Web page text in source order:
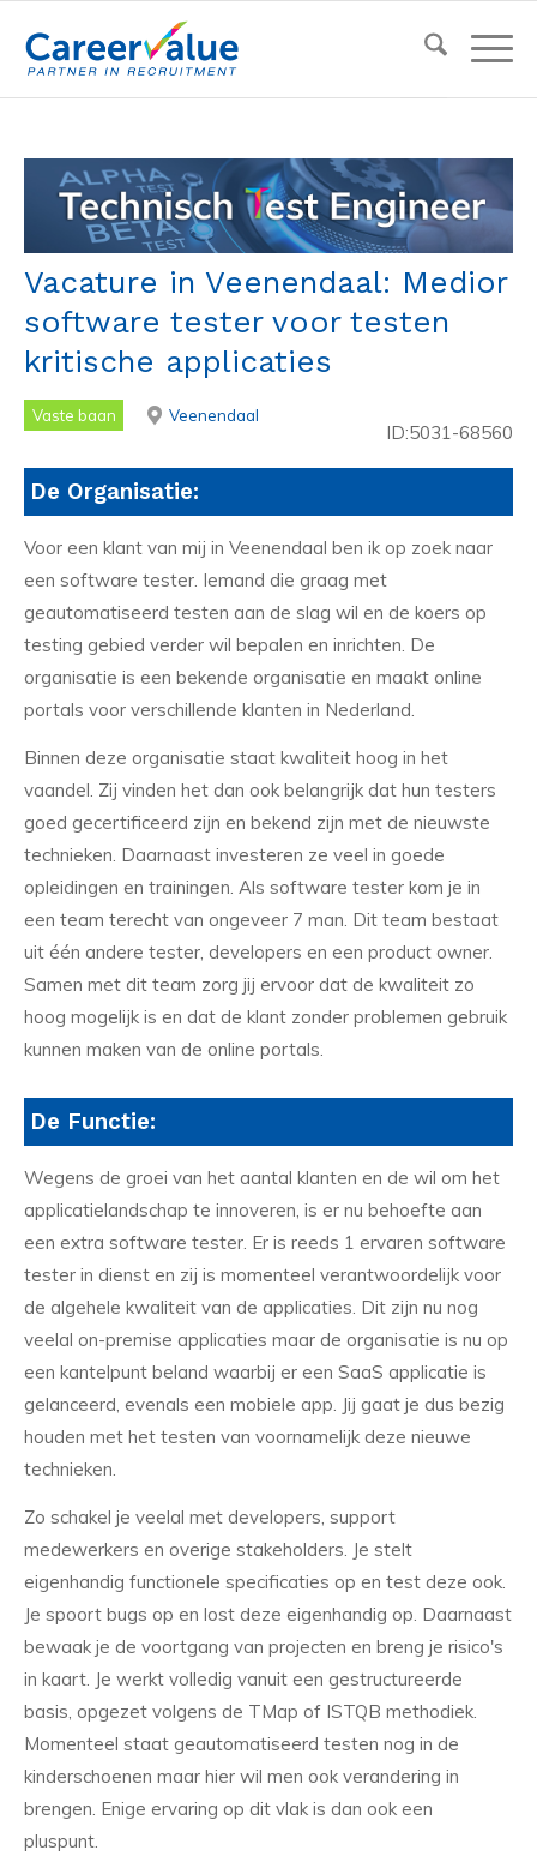
Vacature in Veenendaal: Medior
software tester voor testen
kritische applicaties
Vaste baan Veenendaal
ID:5031-68560
De Organisatie:
Voor een klant van mij in Veenendaal ben ik op zoek naar
een software tester. Iemand die graag met
geautomatiseerd testen aan de slag wil en de koers op
testing gebied verder wil bepalen en inrichten. De
organisatie is een bekende organisatie en maakt online
portals voor verschillende klanten in Nederland.
Binnen deze organisatie staat kwaliteit hoog in het
vaandel. Zij vinden het dan ook belangrijk dat hun testers
goed gecertificeerd zijn en bekend zijn met de nieuwste
technieken. Daarnaast investeren ze veel in goede
opleidingen en trainingen. Als software tester kom je in
een team terecht van ongeveer 7 man. Dit team bestaat
uit één andere tester, developers en een product owner.
Samen met dit team zorg jij ervoor dat de kwaliteit zo
hoog mogelijk is en dat de klant zonder problemen gebruik
kunnen maken van de online portals.
De Functie:
Wegens de groei van het aantal klanten en de wil om het
applicatielandschap te innoveren, is er nu behoefte aan
een extra software tester. Er is reeds 1 ervaren software
tester in dienst en zij is momenteel verantwoordelijk voor
de algehele kwaliteit van de applicaties. Dit zijn nu nog
veelal on-premise applicaties maar de organisatie is nu op
een kantelpunt beland waarbij er een SaaS applicatie is
gelanceerd, evenals een mobiele app. Jij gaat je dus bezig
houden met het testen van voornamelijk deze nieuwe
technieken.
Zo schakel je veelal met developers, support
medewerkers en overige stakeholders. Je stelt
eigenhandig functionele specificaties op en test deze ook.
Je spoort bugs op en lost deze eigenhandig op. Daarnaast
bewaak je de voortgang van projecten en breng je risico's
in kaart. Je werkt volledig vanuit een gestructureerde
basis, opgezet volgens de TMap of ISTQB methodiek.
Momenteel staat geautomatiseerd testen nog in de
kinderschoenen maar hier wil men ook verandering in
brengen. Enige ervaring op dit vlak is dan ook een
pluspunt.